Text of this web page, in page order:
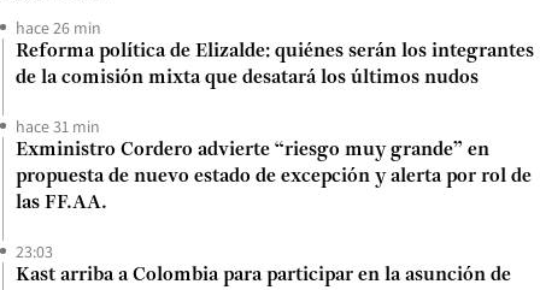
hace 26 min
Reforma política de Elizalde: quiénes serán los integrantes
de la comisión mixta que desatará los últimos nudos
hace 31 min
Exministro Cordero advierte “riesgo muy grande” en
propuesta de nuevo estado de excepción y alerta por rol de
las FF.AA.
23:03
Kast arriba a Colombia para participar en la asunción de